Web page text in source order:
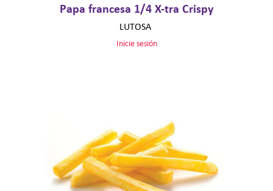
Papa francesa 1/4 X-tra Crispy
LUTOSA
Inicie sesión